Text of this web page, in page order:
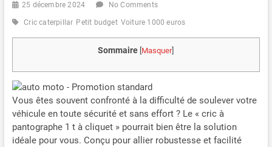
25 décembre 2024 No Comments
Cric caterpillar Petit budget Voiture 1000 euros
Sommaire Masquer]
Vous êtes souvent confronté à la difficulté de soulever votre
véhicule en toute sécurité et sans effort ? Le « cric à
pantographe 1 t à cliquet » pourrait bien être la solution
idéale pour vous. Conçu pour allier robustesse et facilité